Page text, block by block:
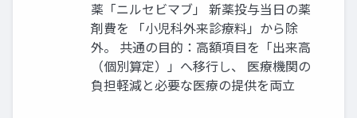
薬「ニルセビマブ」 新薬投与当日の薬
剤費を 「小児科外来診療料」から除
外。 共通の目的：高額項目を「出来高
（個別算定）」へ移行し、 医療機関の
負担軽減と必要な医療の提供を両立